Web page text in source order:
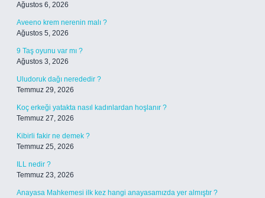
Ağustos 6, 2026
Aveeno krem nerenin malı ?
Ağustos 5, 2026
9 Taş oyunu var mı ?
Ağustos 3, 2026
Uludoruk dağı nerededir ?
Temmuz 29, 2026
Koç erkeği yatakta nasıl kadınlardan hoşlanır ?
Temmuz 27, 2026
Kibirli fakir ne demek ?
Temmuz 25, 2026
ILL nedir ?
Temmuz 23, 2026
Anayasa Mahkemesi ilk kez hangi anayasamızda yer almıştır ?